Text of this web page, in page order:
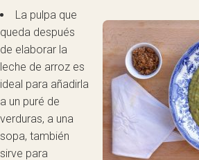
La pulpa que
queda después
de elaborar la
leche de arroz es
ideal para añadirla
a un puré de
verduras, a una
sopa, también
sirve para